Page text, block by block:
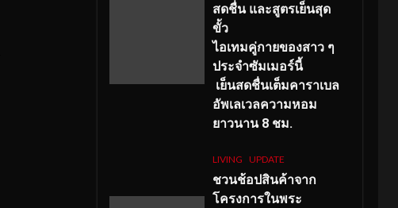
สดชื่น และสูตรเย็นสุด
ขั้ว
ไอเทมคู่กายของสาว ๆ
ประจำซัมเมอร์นี้
เย็นสดชื่นเต็มคาราเบล
อัพเลเวลความหอม
ยาวนาน 8 ชม.
LIVING UPDATE
ชวนช้อปสินค้าจาก
โครงการในพระ